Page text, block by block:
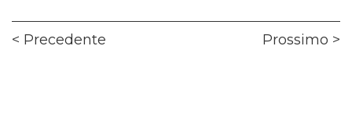
Navigazione
Precedente Prossimo